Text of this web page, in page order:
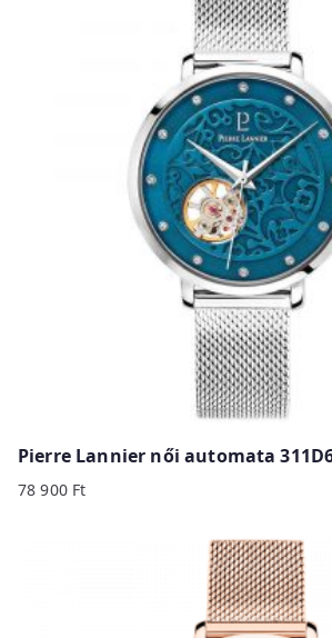
Pierre Lannier női automata
78 900 Ft